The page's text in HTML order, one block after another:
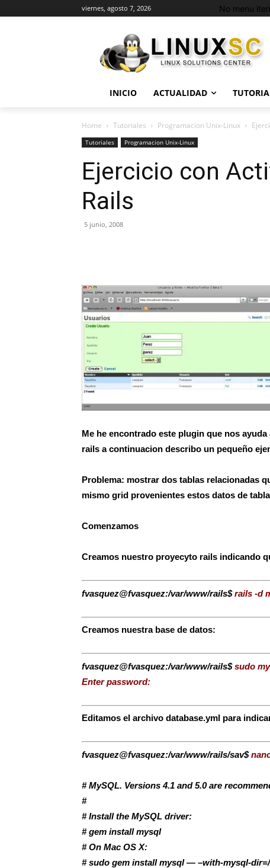
viernes, agosto 7, 2026 No menu
INICIO ACTUALIDAD
Home Tutoriales Programacion Unix-Linux
Tutoriales Programacion Unix-Linux
Ejercicio con
Rails
5 junio, 2008
Me he encontrado este plugin que nos
rails a continuacion describo un pequeño
Problema: mostrar dos tablas relacionadas
mismo grid provenientes estos datos de
Comenzamos
Creamos nuestro proyecyto rails indicando
fvasquez@fvasquez:/var/www/rails$rails -d
Creamos nuestra base de datos:
fvasquez@fvasquez:/var/www/rails$sudo
Enter password:
Editamos el archivo database.yml para
fvasquez@fvasquez:/var/www/rails/sav$
# MySQL. Versions 4.1 and 5.0 are
#
# Install the MySQL driver:
# gem install mysql
# On Mac OS X:
# sudo gem install mysql — –with-mysql-